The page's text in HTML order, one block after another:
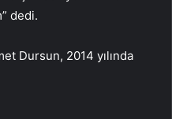
dedi.
Dursun, 2014 yılında